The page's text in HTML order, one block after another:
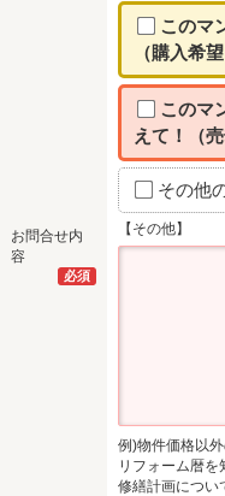
お問合せ内
容
必須
このマ
（購入希望
このマ
えて！（売
その他
【その他】
例)物件価格以
リフォーム暦を
修繕計画につい